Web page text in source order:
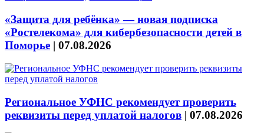
«Защита для ребёнка» — новая подписка
«Ростелекома» для кибербезопасности детей в
Поморье | 07.08.2026
Региональное УФНС рекомендует проверить
реквизиты перед уплатой налогов | 07.08.2026